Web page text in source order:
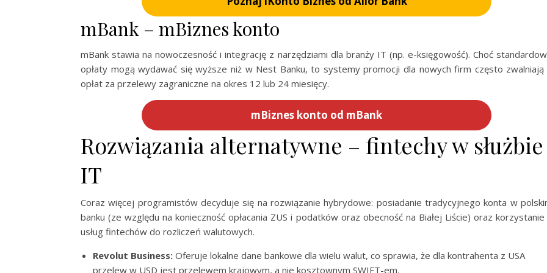
mBank – mBiznes konto
mBank stawia na nowoczesność i integrację z narzędziami dla branży IT (np. e-księgowość). Choć
opłaty mogą wydawać się wyższe niż w Nest Banku, to systemy promocji dla nowych firm często zwalniają
opłat za przelewy zagraniczne na okres 12 lub 24 miesięcy.
mBiznes konto od mBank
Rozwiązania alternatywne – fintechy w służbie
IT
Coraz więcej programistów decyduje się na rozwiązanie hybrydowe: posiadanie tradycyjnego konta w
banku (ze względu na konieczność opłacania ZUS i podatków oraz obecność na Białej Liście) oraz korzystanie
usług fintechów do rozliczeń walutowych.
Revolut Business: Oferuje lokalne dane bankowe dla wielu walut, co sprawia, że dla kontrahenta z USA
przelew w USD jest przelewem krajowym, a nie kosztownym SWIFT-em.